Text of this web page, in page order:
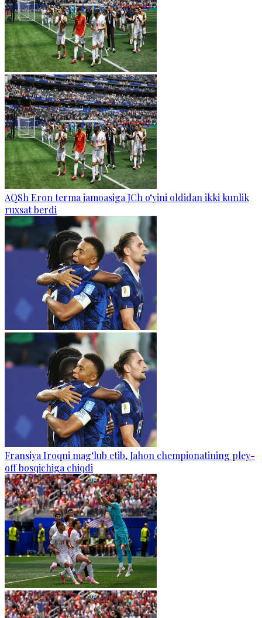
AQSh Eron terma jamoasiga JCh o‘yini oldidan ikki kunlik
ruxsat berdi
Fransiya Iroqni mag‘lub etib, Jahon chempionatining pley-
off bosqichiga chiqdi